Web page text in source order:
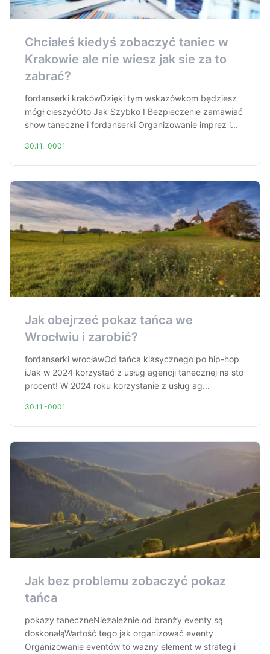
Chciałeś kiedyś zobaczyć taniec w
Krakowie ale nie wiesz jak sie za to
zabrać?
fordanserki krakówDzięki tym wskazówkom będziesz
mógł cieszyćOto Jak Szybko I Bezpieczenie zamawiać
show taneczne i fordanserki Organizowanie imprez i...
30.11.-0001
Jak obejrzeć pokaz tańca we
Wrocłwiu i zarobić?
fordanserki wrocławOd tańca klasycznego po hip-hop
iJak w 2024 korzystać z usług agencji tanecznej na sto
procent! W 2024 roku korzystanie z usług ag...
30.11.-0001
Jak bez problemu zobaczyć pokaz
tańca
pokazy taneczneNiezależnie od branży eventy są
doskonałąWartość tego jak organizować eventy
Organizowanie eventów to ważny element w strategii